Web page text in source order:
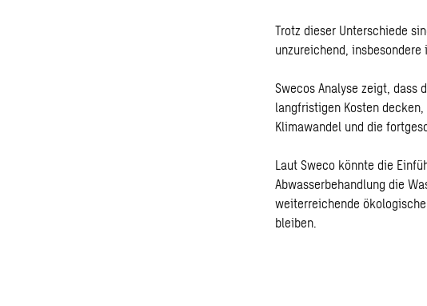
Trotz dieser Unterschiede
unzureichend,
Swecos Analyse zeigt, dass
langfristigen Kosten
Klimawandel und die
Laut Sweco könnte die
Abwasserbehandlung die
weiterreichende
bleiben.